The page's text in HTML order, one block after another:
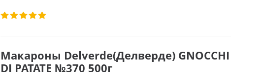
Макароны Delverde(Делверде) GNOCCHI
DI PATATE №370 500г